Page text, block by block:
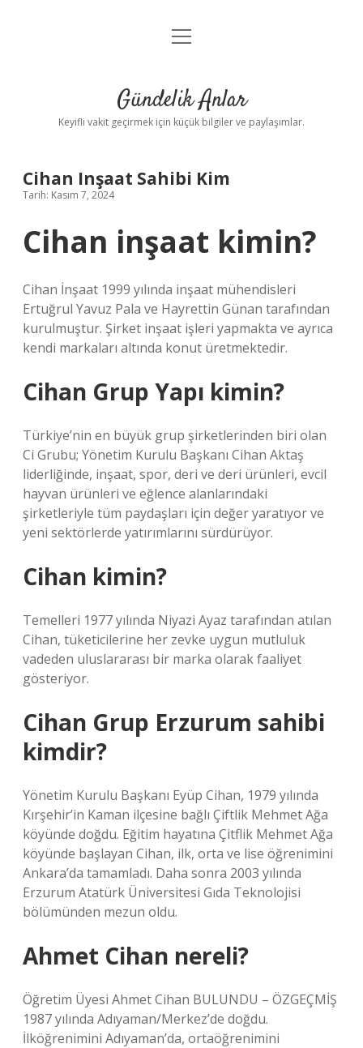
Anasayfa
Yasal Uyarı
menüyü
Gündelik Anlar
Keyifli vakit geçirmek için küçük bilgiler ve paylaşımlar.
Cihan Inşaat Sahibi Kim
Tarih: Kasım 7, 2024
Cihan inşaat kimin?
Cihan İnşaat 1999 yılında inşaat mühendisleri
Ertuğrul Yavuz Pala ve Hayrettin Günan tarafından
kurulmuştur. Şirket inşaat işleri yapmakta ve ayrıca
kendi markaları altında konut üretmektedir.
Cihan Grup Yapı kimin?
Türkiye’nin en büyük grup şirketlerinden biri olan
Ci Grubu; Yönetim Kurulu Başkanı Cihan Aktaş
liderliğinde, inşaat, spor, deri ve deri ürünleri, evcil
hayvan ürünleri ve eğlence alanlarındaki
şirketleriyle tüm paydaşları için değer yaratıyor ve
yeni sektörlerde yatırımlarını sürdürüyor.
Cihan kimin?
Temelleri 1977 yılında Niyazi Ayaz tarafından atılan
Cihan, tüketicilerine her zevke uygun mutluluk
vadeden uluslararası bir marka olarak faaliyet
gösteriyor.
Cihan Grup Erzurum sahibi
kimdir?
Yönetim Kurulu Başkanı Eyüp Cihan, 1979 yılında
Kırşehir’in Kaman ilçesine bağlı Çiftlik Mehmet Ağa
köyünde doğdu. Eğitim hayatına Çitflik Mehmet Ağa
köyünde başlayan Cihan, ilk, orta ve lise öğrenimini
Ankara’da tamamladı. Daha sonra 2003 yılında
Erzurum Atatürk Üniversitesi Gıda Teknolojisi
bölümünden mezun oldu.
Ahmet Cihan nereli?
Öğretim Üyesi Ahmet Cihan BULUNDU – ÖZGEÇMİŞ
1987 yılında Adıyaman/Merkez’de doğdu.
İlköğrenimini Adıyaman’da, ortaöğrenimini